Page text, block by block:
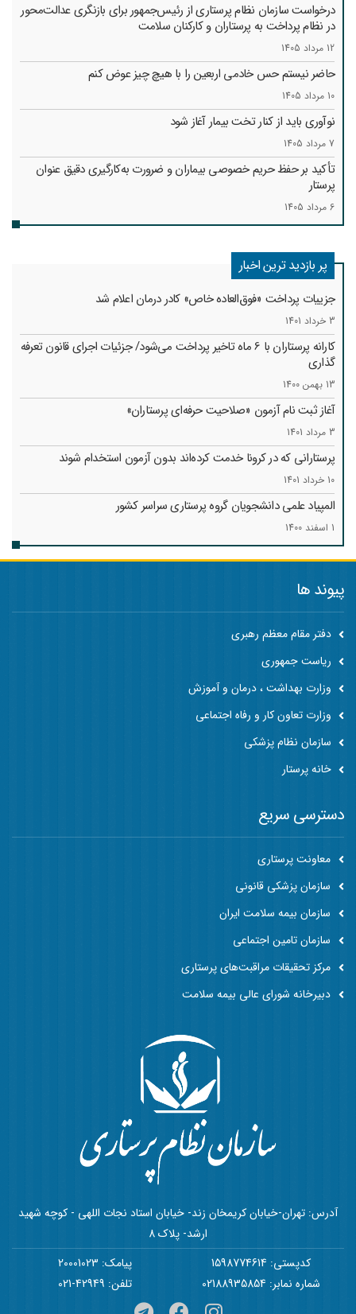
درخواست سازمان نظام پرستاری از رئیس‌جمهور برای بازنگری عدالت‌محور
در نظام پرداخت به پرستاران و کارکنان سلامت
12 مرداد 1405
حاضر نیستم حس خادمی اربعین را با هیچ چیز عوض کنم
10 مرداد 1405
نوآوری باید از کنار تخت بیمار آغاز شود
7 مرداد 1405
تأکید بر حفظ حریم خصوصی بیماران و ضرورت به‌کارگیری دقیق عنوان
پرستار
6 مرداد 1405
پر بازدید ترین اخبار
جزییات پرداخت «فوق‌العاده خاص» کادر درمان اعلام شد
3 خرداد 1401
کارانه‌ پرستاران با 6 ماه تاخیر پرداخت می‌شود/ جزئیات اجرای قانون تعرفه
گذاری
13 بهمن 1400
آغاز ثبت نام آزمون «صلاحیت حرفه‌ای پرستاران»
3 مرداد 1401
پرستارانی که در کرونا خدمت کرد‌ه‌اند بدون آزمون استخدام شوند
10 خرداد 1401
المپیاد علمی دانشجویان گروه پرستاری سراسر کشور
1 اسفند 1400
پیوند ها
دفتر مقام معظم رهبری
ریاست جمهوری
وزارت بهداشت ، درمان و آموزش
وزارت تعاون کار و رفاه اجتماعی
سازمان نظام پزشکی
خانه پرستار
آدرس: تهران-خیابان کریمخان زند- خیابان استاد نجات اللهی - کوچه شهید
ارشد- پلاک 8
کدپستی: 1598774614
پیامک: 20001023
شماره نمابر: 02188935854
تلفن: 42949-021
دسترسی سریع
معاونت پرستاری
سازمان پزشکی قانونی
سازمان بیمه سلامت ایران
سازمان تامین اجتماعی
مرکز تحقیقات مراقبت‌های پرستاری
دبیرخانه شورای عالی بیمه سلامت